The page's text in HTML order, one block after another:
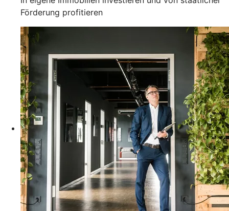
Förderung profitieren